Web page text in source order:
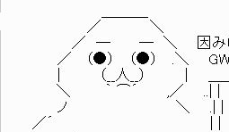
／ ＼
／ ─ ─ ＼ 因み
／ （●） （●） .＼ GW東
| （__人__） | ＿＿＿
＼ ｀ ⌒´ ,
ノ ＼
／´ |